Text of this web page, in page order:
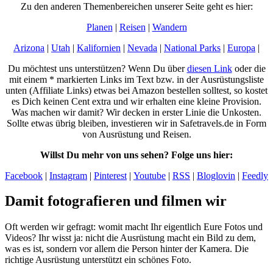
Zu den anderen Themenbereichen unserer Seite geht es hier:
Planen | Reisen | Wandern
Arizona | Utah | Kalifornien | Nevada | National Parks | Europa |
Du möchtest uns unterstützen? Wenn Du überdiesen Linkoder die
mit einem * markierten Links im Text bzw. in der Ausrüstungsliste
unten (Affiliate Links) etwas bei Amazon bestellen solltest, so kostet
es Dich keinen Cent extra und wir erhalten eine kleine Provision.
Was machen wir damit? Wir decken in erster Linie die Unkosten.
Sollte etwas übrig bleiben, investieren wir in Safetravels.de in Form
von Ausrüstung und Reisen.
Willst Du mehr von uns sehen? Folge uns hier:
Facebook | Instagram | Pinterest | Youtube | RSS | Bloglovin | Feedly
Damit fotografieren und filmen wir
Oft werden wir gefragt: womit macht Ihr eigentlich Eure Fotos und
Videos? Ihr wisst ja: nicht die Ausrüstung macht ein Bild zu dem,
was es ist, sondern vor allem die Person hinter der Kamera. Die
richtige Ausrüstung unterstützt ein schönes Foto.